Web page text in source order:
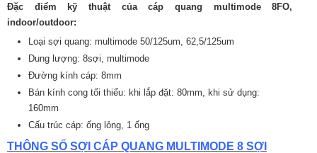
Đặc điểm kỹ thuật của cáp quang multimode 8FO,
indoor/outdoor:
Loại sợi quang: multimode 50/125um, 62,5/125um
Dung lượng: 8sợi, multimode
Đường kính cáp: 8mm
Bán kính cong tối thiểu: khi lắp đặt: 80mm, khi sử dụng:
160mm
Cấu trúc cáp: ống lỏng, 1 ống
THÔNG SỐ SỢI CÁP QUANG MULTIMODE 8 SỢI